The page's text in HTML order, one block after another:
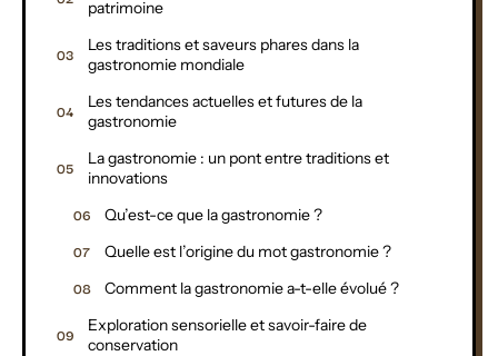
patrimoine
Les traditions et saveurs phares dans la
gastronomie mondiale
Les tendances actuelles et futures de la
gastronomie
La gastronomie : un pont entre traditions et
innovations
Qu’est-ce que la gastronomie ?
Quelle est l’origine du mot gastronomie ?
Comment la gastronomie a-t-elle évolué ?
Exploration sensorielle et savoir-faire de
conservation